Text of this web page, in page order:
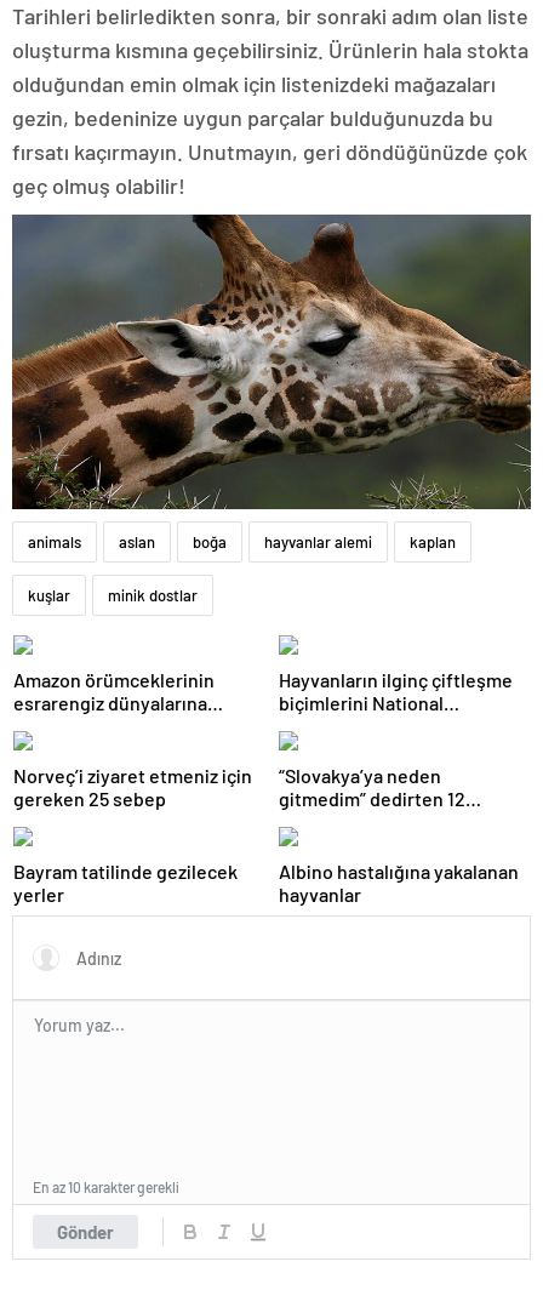
Tarihleri belirledikten sonra, bir sonraki adım olan liste
oluşturma kısmına geçebilirsiniz. Ürünlerin hala stokta
olduğundan emin olmak için listenizdeki mağazaları
gezin, bedeninize uygun parçalar bulduğunuzda bu
fırsatı kaçırmayın. Unutmayın, geri döndüğünüzde çok
geç olmuş olabilir!
animals aslan boğa hayvanlar alemi kaplan
kuşlar minik dostlar
Amazon örümceklerinin
esrarengiz dünyalarına
Hayvanların ilginç çiftleşme
biçimlerini National
Norveç’i ziyaret etmeniz için
gereken 25 sebep
“Slovakya’ya neden
gitmedim” dedirten 12
Bayram tatilinde gezilecek
yerler
Albino hastalığına yakalanan
hayvanlar
Gönder
En az 10 karakter gerekli